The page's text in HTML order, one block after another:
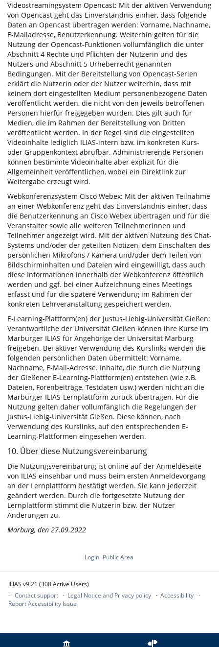
Videostreamingsystem Opencast: Mit der aktiven Verwendung
von Opencast geht das Einverständnis einher, dass folgende
Daten an Opencast übertragen werden: Vorname, Nachname,
E-Mailadresse, Benutzerkennung. Weiterhin gelten für die
Nutzung der Opencast-Funktionen vollumfänglich die unter
Abschnitt 4 Rechte und Pflichten der Nutzerin und des
Nutzers und Abschnitt 5 Urheberrecht genannten
Bedingungen. Mit der Bereitstellung von Opencast-Serien
erklärt die Nutzerin oder der Nutzer weiterhin, dass mit
keinem dort eingestellten Medium personenbezogene Daten
veröffentlicht werden, die nicht von den jeweils betroffenen
Personen hierfür freigegeben wurden. Dies gilt auch für
Medien, die im Rahmen der Bereitstellung von Dritten
veröffentlicht werden. In der Regel sind die eingestellten
Videoinhalte lediglich ILIAS-intern bzw. im konkreten Kurs-
oder Gruppenkontext abrufbar. Administrierende Personen
können bestimmte Videoinhalte aber explizit für die
Allgemeinheit veröffentlichen, wobei ein Direktlink zur
Weitergabe erzeugt wird.
Webkonferenzsystem Cisco Webex: Mit der aktiven Teilnahme
an einer Webkonferenz geht das Einverständnis einher, dass
die Benutzerkennung an Cisco Webex übertragen und für die
Veranstalter sowie alle weiteren Teilnehmerinnen und
Teilnehmer angezeigt wird. Mit der aktiven Nutzung des Chat-
Systems und/oder der geteilten Notizen, dem Einschalten des
persönlichen Mikrofons / Kamera und/oder dem Teilen von
Bildschirminhalten und Dateien wird eingewilligt, dass auch
diese Informationen innerhalb der Webkonferenz öffentlich
werden und ggf. bei einer Aufzeichnung eines Meetings
erfasst und für die spätere Verwendung im Rahmen der
konkreten Lehrveranstaltung gespeichert werden.
E-Learning-Plattform(en) der Justus-Liebig-Universität Gießen:
Verantwortliche der Universität Gießen können ihre Kurse im
Marburger ILIAS für Angehörige der Universität Marburg
freigeben. Bei aktiver Verwendung des Kurslinks werden die
folgenden persönlichen Daten übermittelt: Vorname,
Nachname, E-Mail-Adresse. Inhalte, die durch die Nutzung
der Gießener E-Learning-Plattform(en) entstehen (wie z.B.
Dateien, Forenbeiträge, Testdaten usw.) werden nicht an die
Marburger ILIAS-Lernplattform zurück übertragen. Für die
Nutzung gelten daher vollumfänglich die Regelungen der
Justus-Liebig-Universität Gießen. Diese können, nach
Verwendung des Kurslinks, auf den entsprechenden E-
Learning-Plattformen eingesehen werden.
10. Über diese Nutzungsvereinbarung
Die Nutzungsvereinbarung ist online auf der Anmeldeseite
von ILIAS einsehbar und muss beim ersten Anmeldevorgang
an der Lernplattform bestätigt werden. Sie kann jederzeit
geändert werden. Durch die fortgesetzte Nutzung der
Lernplattform stimmt die Nutzerin bzw. der Nutzer
Änderungen zu.
Marburg, den 27.09.2022
Login Public Area
ILIAS v9.21 (308 Active Users)
Contact support
Legal Notice and Privacy policy
Accessibility
Report Accessibility Issue